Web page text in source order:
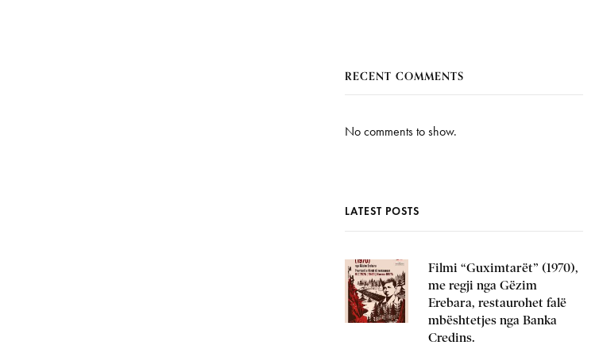
RECENT COMMENTS
No comments to show.
LATEST POSTS
Filmi “Guximtarët” (1970),
me regji nga Gëzim
Erebara, restaurohet falë
mbështetjes nga Banka
Credins.